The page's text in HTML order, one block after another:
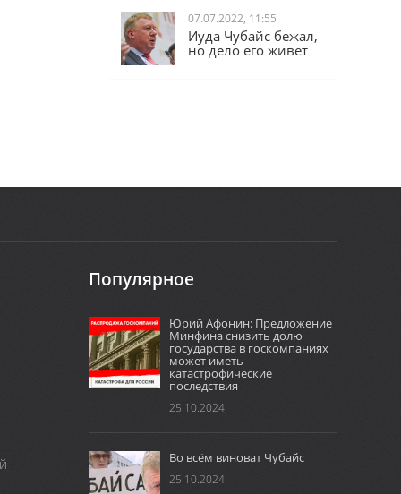
народы
07.07.2022, 11:55
Популярное
Юрий Афонин: Предложение
Минфина снизить долю
государства в госкомпаниях
может иметь
катастрофические